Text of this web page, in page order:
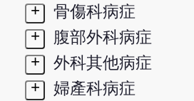
+
骨傷科病症
+
腹部外科病症
+
外科其他病症
+
婦產科病症